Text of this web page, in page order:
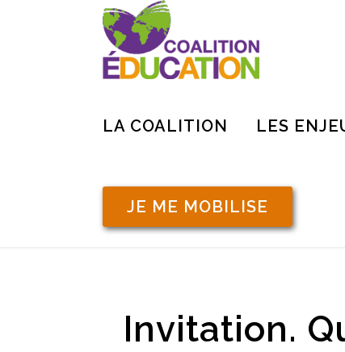
LA COALITION LES
JE ME MOBILISE
Invitation.